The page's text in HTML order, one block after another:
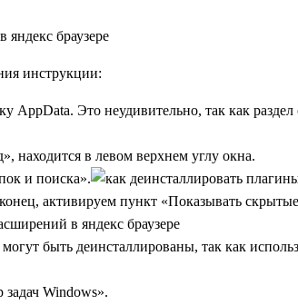
инструкции:
AppData. Это неудивительно, так как
в левом верхнем углу окна.
и поиска».
активируем пункт «Показывать
быть деинсталлированы, так как
Windows».